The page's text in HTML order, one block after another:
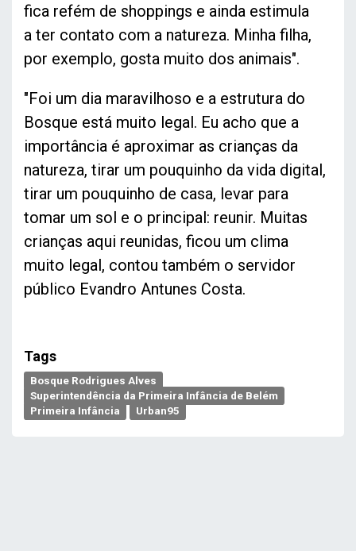
fica refém de shoppings e ainda estimula
a ter contato com a natureza. Minha filha,
por exemplo, gosta muito dos animais".
"Foi um dia maravilhoso e a estrutura do
Bosque está muito legal. Eu acho que a
importância é aproximar as crianças da
natureza, tirar um pouquinho da vida digital,
tirar um pouquinho de casa, levar para
tomar um sol e o principal: reunir. Muitas
crianças aqui reunidas, ficou um clima
muito legal, contou também o servidor
público Evandro Antunes Costa.
Tags
Bosque Rodrigues Alves
Superintendência da Primeira Infância de Belém
Primeira Infância
Urban95